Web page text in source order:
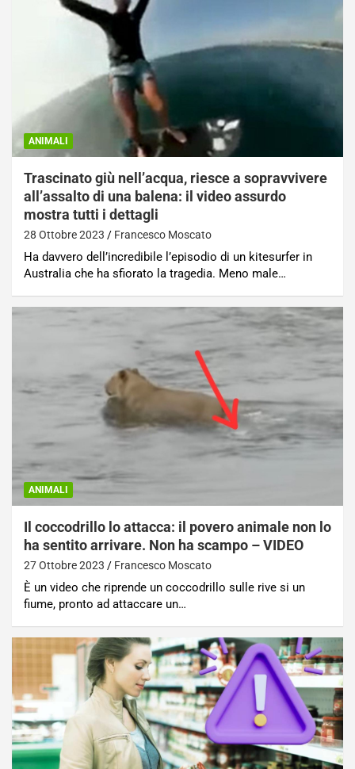
ANIMALI
Trascinato giù nell’acqua, riesce a sopravvivere
all’assalto di una balena: il video assurdo
mostra tutti i dettagli
28 Ottobre 2023 Francesco Moscato
Ha davvero dell’incredibile l’episodio di un kitesurfer in
Australia che ha sfiorato la tragedia. Meno male…
ANIMALI
Il coccodrillo lo attacca: il povero animale non lo
ha sentito arrivare. Non ha scampo – VIDEO
27 Ottobre 2023 Francesco Moscato
È un video che riprende un coccodrillo sulle rive si un
fiume, pronto ad attaccare un…